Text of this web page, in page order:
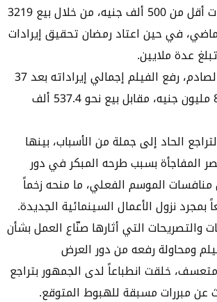
وحقق "أسد" إيرادات أقل من 500 ألف جنيه، من خلال بيع 3219
في حين اعتاد رمضان تحقيق إيرادات
عدة ملايين.
ورغم هذا التراجع الصادم، رفع الفيلم إجمالي إيراداته بعد 37
ليلة عرض إلى 81.6 مليون جنيه، مقابل بيع نحو 537.4 ألف
الحاد إلى جملة من الأسباب، بينها
المفاجأة بسبب طرحه المبكر في دور
الموسم الفعلي، ما منحه زخماً
نزول الأعمال السينمائية الجديدة.
والتصريحات التي أثارها صنّاع العمل بشأن
ومحاولة رفعه من دور العرض
خلقت انطباعاً لدى الجمهور بتراجع
عن مبررات مسبقة للهبوط المتوقع.